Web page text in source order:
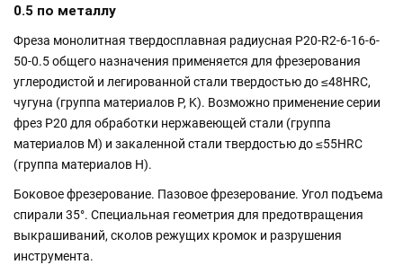
0.5 по металлу
Фреза монолитная твердосплавная радиусная P20-R2-6-16-6-
50-0.5 общего назначения применяется для фрезерования
углеродистой и легированной стали твердостью до ≤48HRC,
чугуна (группа материалов P, K). Возможно применение серии
фрез P20 для обработки нержавеющей стали (группа
материалов M) и закаленной стали твердостью до ≤55HRC
(группа материалов H).
Боковое фрезерование. Пазовое фрезерование. Угол подъема
спирали 35°. Специальная геометрия для предотвращения
выкрашиваний, сколов режущих кромок и разрушения
инструмента.